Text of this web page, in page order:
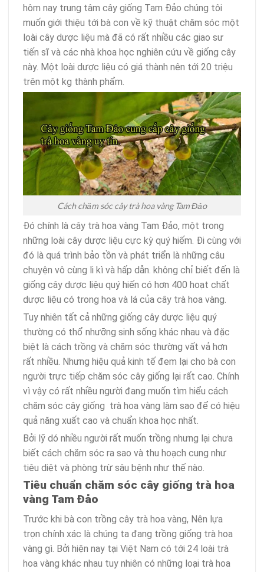
hôm nay trung tâm cây giống Tam Đảo chúng tôi
muốn giới thiệu tới bà con về kỹ thuật chăm sóc một
loài cây dược liệu mà đã có rất nhiều các giao sư
tiến sĩ và các nhà khoa học nghiên cứu về giống cây
này. Một loài dược liệu có giá thành nên tới 20 triệu
trên một kg thành phẩm.
Cách chăm sóc cây trà hoa vàng Tam Đảo
Đó chính là cây trà hoa vàng Tam Đảo, một trong
những loài cây dược liệu cực kỳ quý hiếm. Đi cùng với
đó là quá trình bảo tồn và phát triển là những câu
chuyện vô cùng li kì và hấp dẫn. không chỉ biết đến là
giống cây dược liệu quý hiến có hơn 400 hoạt chất
dược liệu có trong hoa và lá của cây trà hoa vàng.
Tuy nhiên tất cả những giống cây dược liệu quý
thường có thổ nhưỡng sinh sống khác nhau và đặc
biệt là cách trồng và chăm sóc thường vất vả hơn
rất nhiều. Nhưng hiệu quả kinh tế đem lại cho bà con
người trực tiếp chăm sóc cây giống lại rất cao. Chính
vì vậy có rất nhiều người đang muốn tìm hiểu cách
chăm sóc cây giống trà hoa vàng làm sao để có hiệu
quả năng xuất cao và chuẩn khoa học nhất.
Bởi lỹ dó nhiều người rất muốn trồng nhưng lại chưa
biết cách chăm sóc ra sao và thu hoạch cung như
tiêu diệt và phòng trừ sâu bệnh như thế nào.
Tiêu chuẩn chăm sóc cây giống trà hoa
vàng Tam Đảo
Trước khi bà con trồng cây trà hoa vàng, Nên lựa
trọn chính xác là chúng ta đang trồng giống trà hoa
vàng gì. Bởi hiện nay tại Việt Nam có tới 24 loài trà
hoa vàng khác nhau tuy nhiên có những loại trà hoa